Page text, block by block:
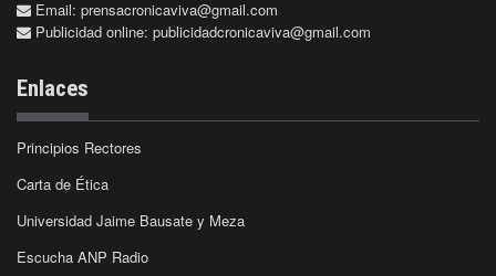
Email: prensacronicaviva@gmail.com
Publicidad online: publicidadcronicaviva@gmail.com
Enlaces
Principios Rectores
Carta de Ética
Universidad Jaime Bausate y Meza
Escucha ANP Radio